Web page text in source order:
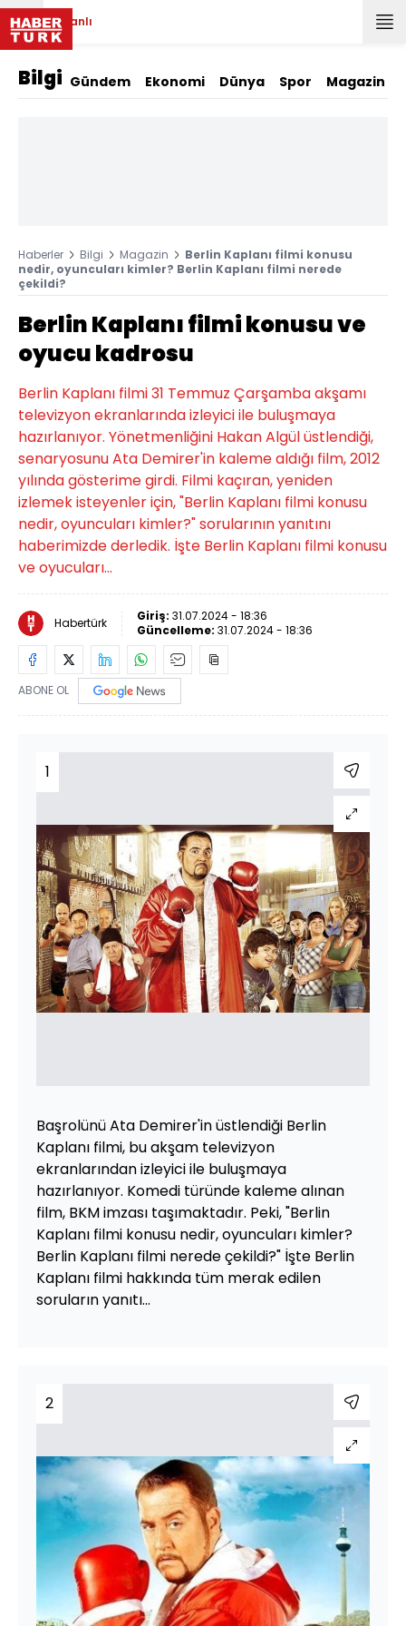
Canlı
Bilgi Gündem Ekonomi Dünya Spor Magazin
Haberler Bilgi Magazin
Berlin Kaplanı filmi konusu
nedir, oyuncuları kimler? Berlin Kaplanı filmi nerede
çekildi?
Berlin Kaplanı filmi konusu ve
oyucu kadrosu
Berlin Kaplanı filmi 31 Temmuz Çarşamba akşamı
televizyon ekranlarında izleyici ile buluşmaya
hazırlanıyor. Yönetmenliğini Hakan Algül üstlendiği,
senaryosunu Ata Demirer'in kaleme aldığı film, 2012
yılında gösterime girdi. Filmi kaçıran, yeniden
izlemek isteyenler için, "Berlin Kaplanı filmi konusu
nedir, oyuncuları kimler?" sorularının yanıtını
haberimizde derledik. İşte Berlin Kaplanı filmi konusu
ve oyucuları...
Habertürk Giriş: 31.07.2024 - 18:36
Güncelleme: 31.07.2024 - 18:36
ABONE OL
1
Başrolünü Ata Demirer'in üstlendiği Berlin
Kaplanı filmi, bu akşam televizyon
ekranlarından izleyici ile buluşmaya
hazırlanıyor. Komedi türünde kaleme alınan
film, BKM imzası taşımaktadır. Peki, "Berlin
Kaplanı filmi konusu nedir, oyuncuları kimler?
Berlin Kaplanı filmi nerede çekildi?" İşte Berlin
Kaplanı filmi hakkında tüm merak edilen
soruların yanıtı...
2